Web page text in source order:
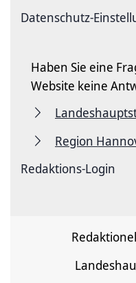
Datenschutz-
Haben Sie eine
Website keine
Region
Redaktions-Login